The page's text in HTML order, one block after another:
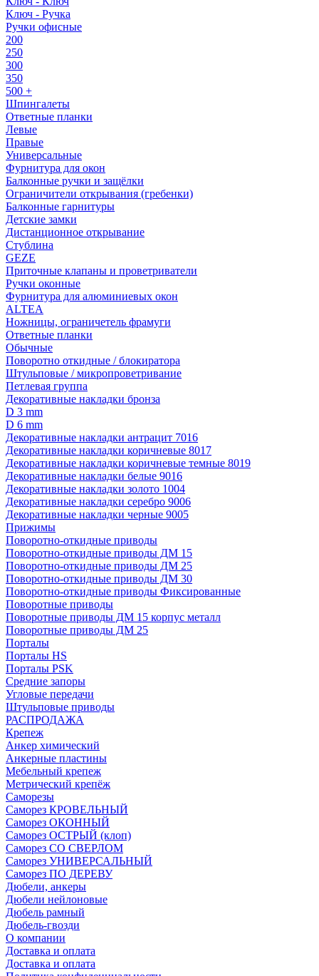
Ключ - Ручка
Ручки офисные
200
250
300
350
500 +
Шпингалеты
Ответные планки
Левые
Правые
Универсальные
Фурнитура для окон
Балконные ручки и защёлки
Ограничители открывания (гребенки)
Балконные гарнитуры
Детские замки
Дистанционное открывание
Стублина
GEZE
Приточные клапаны и проветриватели
Ручки оконные
Фурнитура для алюминиевых окон
ALTEA
Ножницы, ограничетель фрамуги
Ответные планки
Обычные
Поворотно откидные / блокиратора
Штульповые / микропроветривание
Петлевая группа
Декоративные накладки бронза
D 3 mm
D 6 mm
Декоративные накладки антрацит 7016
Декоративные накладки коричневые 8017
Декоративные накладки коричневые темные 8019
Декоративные накладки белые 9016
Декоративные накладки золото 1004
Декоративные накладки серебро 9006
Декоративные накладки черные 9005
Прижимы
Поворотно-откидные приводы
Поворотно-откидные приводы ДМ 15
Поворотно-откидные приводы ДМ 25
Поворотно-откидные приводы ДМ 30
Поворотно-откидные приводы Фиксированные
Поворотные приводы
Поворотные приводы ДМ 15 корпус металл
Поворотные приводы ДМ 25
Порталы
Порталы HS
Порталы PSK
Средние запоры
Угловые передачи
Штульповые приводы
РАСПРОДАЖА
Крепеж
Анкер химический
Анкерные пластины
Мебельный крепеж
Метрический крепёж
Саморезы
Саморез КРОВЕЛЬНЫЙ
Саморез ОКОННЫЙ
Саморез ОСТРЫЙ (клоп)
Саморез СО СВЕРЛОМ
Саморез УНИВЕРСАЛЬНЫЙ
Саморез ПО ДЕРЕВУ
Дюбели, анкеры
Дюбели нейлоновые
Дюбель рамный
Дюбель-гвозди
О компании
Доставка и оплата
Доставка и оплата